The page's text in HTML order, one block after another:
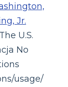
Jr.
U.S.
No
usage/